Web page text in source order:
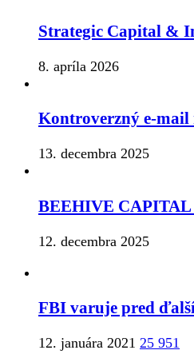
Strategic Capital &
8. apríla 2026
Kontroverzný e-
13. decembra 2025
BEEHIVE CAPITAL
12. decembra 2025
FBI varuje pred
12. januára 2021 25 951